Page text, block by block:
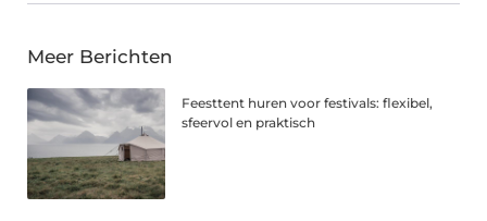
Meer Berichten
Feesttent huren voor festivals: flexibel,
sfeervol en praktisch